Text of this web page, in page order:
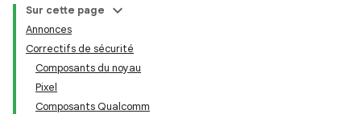
Sur cette page
Annonces
Correctifs de sécurité
Composants du noyau
Pixel
Composants Qualcomm